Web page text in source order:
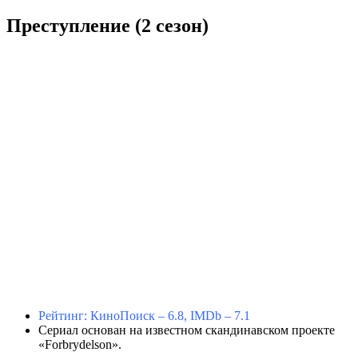
Преступление (2 сезон)
Рейтинг: КиноПоиск – 6.8, IMDb – 7.1
Сериал основан на известном скандинавском проекте
«Forbrydelson».